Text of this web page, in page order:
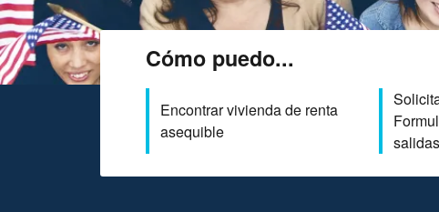
Cómo puedo...
Encontrar vivienda de renta
asequible
salidas